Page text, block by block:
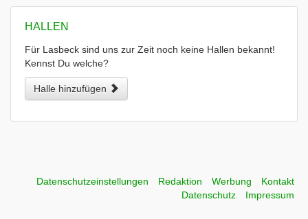
HALLEN
Für Lasbeck sind uns zur Zeit noch keine Hallen bekannt!
Kennst Du welche?
Halle hinzufügen
Datenschutzeinstellungen Redaktion Werbung
Kontakt
Datenschutz
Impressum